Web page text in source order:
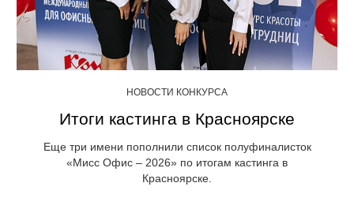
НОВОСТИ КОНКУРСА
Итоги кастинга в Красноярске
Еще три имени пополнили список полуфиналисток
«Мисс Офис – 2026» по итогам кастинга в
Красноярске.